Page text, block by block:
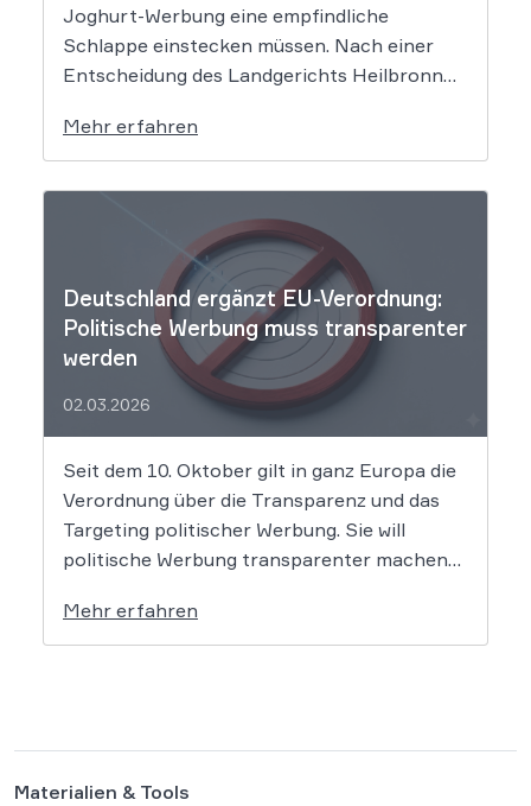
Joghurt-Werbung eine empfindliche
Schlappe einstecken müssen. Nach einer
Entscheidung des Landgerichts Heilbronn
wenn er Produkte als „Aktion“ mit massiven
Rabatten bewirbt, die Preise in Wahrheit
aber nie zuvor selbst verlangt hat. Das Urteil
setzt klare Grenzen […]
Mehr erfahren
Deutschland ergänzt EU-Verordnung:
Politische Werbung muss transparenter
werden
02.03.2026
Seit dem 10. Oktober gilt in ganz Europa die
Verordnung über die Transparenz und das
Targeting politischer Werbung. Sie will
politische Werbung transparenter machen
sensibler Daten. Die Regierung will die
Verordnung in Deutschland nun ergänzen.
Mehr erfahren
Materialien & Tools